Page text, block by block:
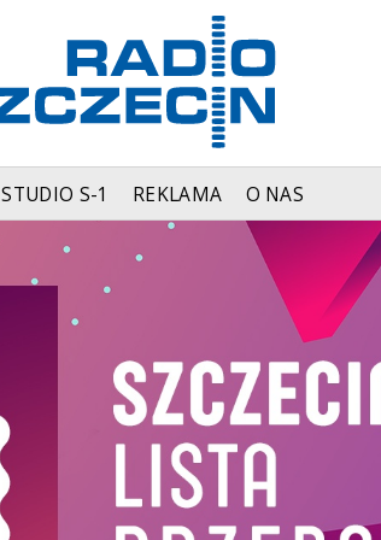
STUDIO S-1 REKLAMA O NAS